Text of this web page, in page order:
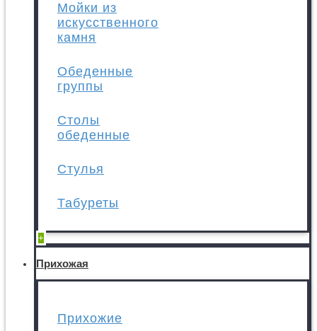
Мойки из
искусственного
камня
Обеденные
группы
Столы
обеденные
Стулья
Табуреты
+
Прихожая
Прихожие